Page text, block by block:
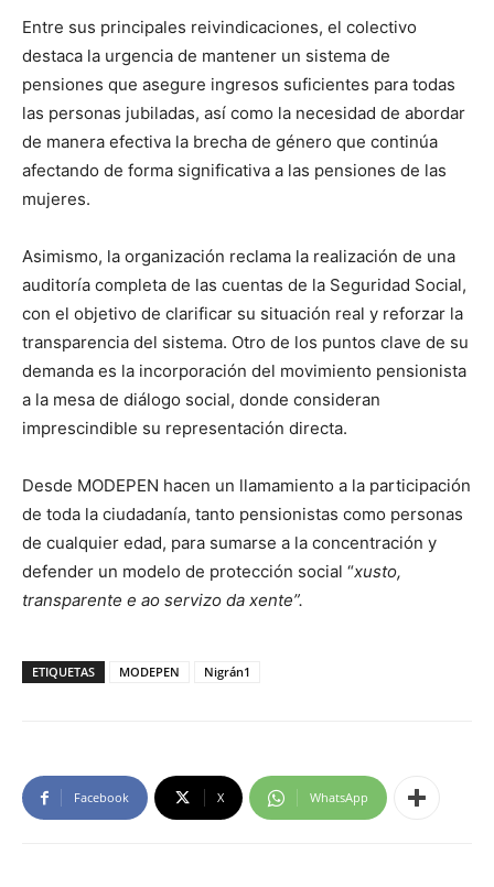
Entre sus principales reivindicaciones, el colectivo
destaca la urgencia de mantener un sistema de
pensiones que asegure ingresos suficientes para todas
las personas jubiladas, así como la necesidad de abordar
de manera efectiva la brecha de género que continúa
afectando de forma significativa a las pensiones de las
mujeres.
Asimismo, la organización reclama la realización de una
auditoría completa de las cuentas de la Seguridad Social,
con el objetivo de clarificar su situación real y reforzar la
transparencia del sistema. Otro de los puntos clave de su
demanda es la incorporación del movimiento pensionista
a la mesa de diálogo social, donde consideran
imprescindible su representación directa.
Desde MODEPEN hacen un llamamiento a la participación
de toda la ciudadanía, tanto pensionistas como personas
de cualquier edad, para sumarse a la concentración y
defender un modelo de protección social “xusto,
transparente e ao servizo da xente”.
ETIQUETAS MODEPEN Nigrán1
Facebook X WhatsApp